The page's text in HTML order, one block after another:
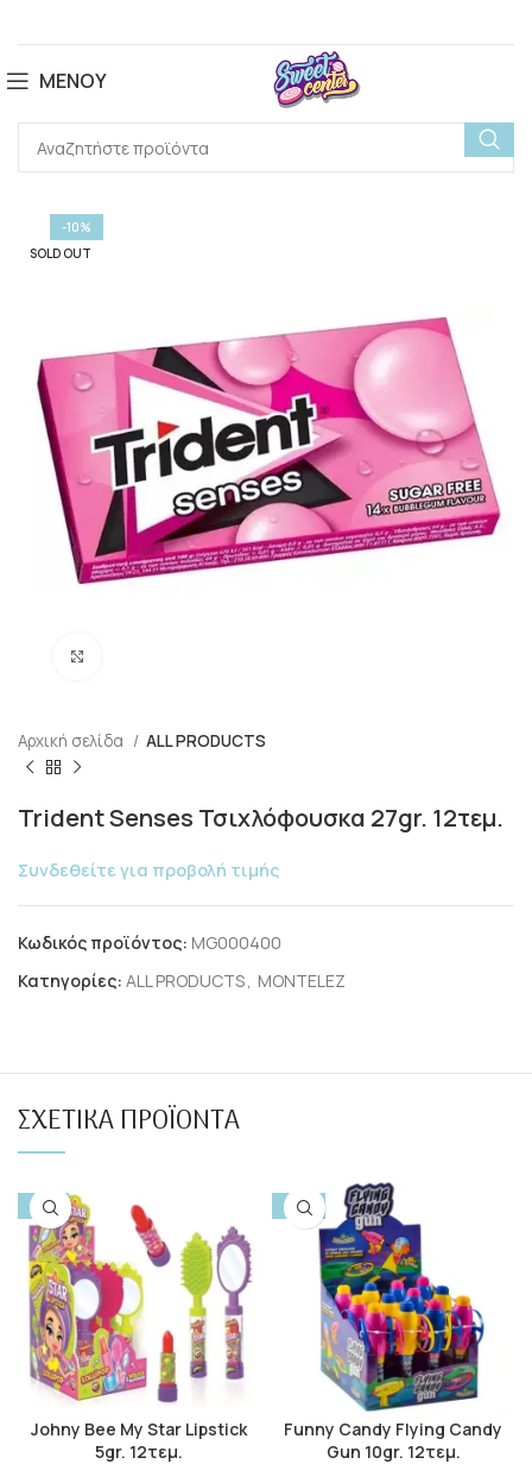
ΜΕΝΟΎ
-10%
SOLD OUT
Αρχική σελίδα ALL PRODUCTS
Trident Senses Τσιχλόφουσκα 27gr. 12τεμ.
Συνδεθείτε για προβολή τιμής
Κωδικός προϊόντος: MG000400
Κατηγορίες: ALL PRODUCTS, MONTELEZ
ΣΧΕΤΙΚΆ ΠΡΟΪΌΝΤΑ
-15%
Johny Bee My Star Lipstick
5gr. 12τεμ.
-10%
Funny Candy Flying Candy
Gun 10gr. 12τεμ.